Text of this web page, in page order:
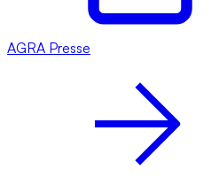
AGRA Presse